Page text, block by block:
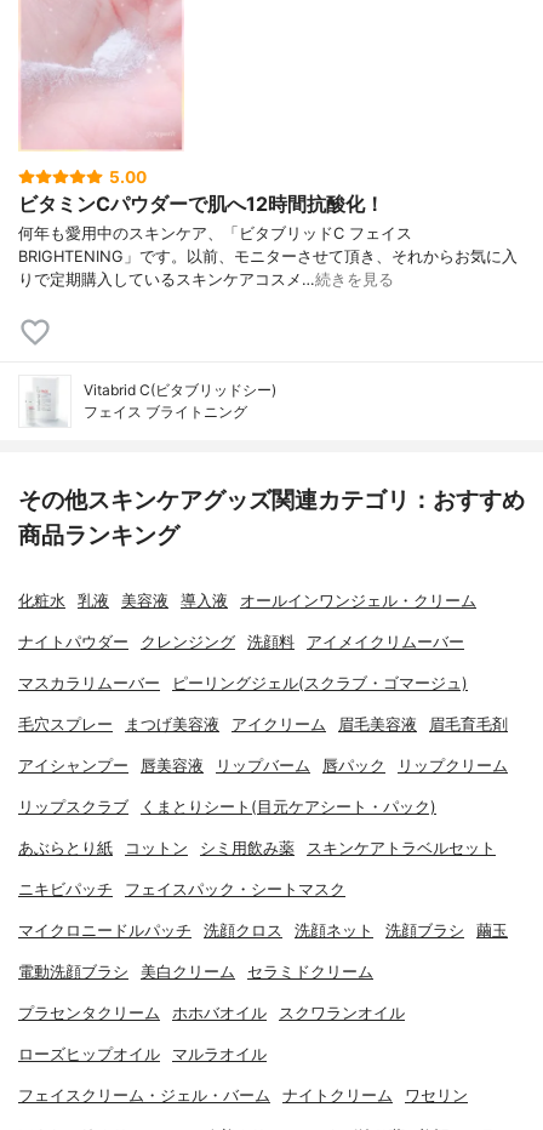
5.00
ビタミンCパウダーで肌へ12時間抗酸化！
何年も愛用中のスキンケア、「ビタブリッドC フェイス
BRIGHTENING」です。以前、モニターさせて頂き、それからお気に入
りで定期購入しているスキンケアコスメ…続きを見る
Vitabrid C(ビタブリッドシー)
フェイス ブライトニング
その他スキンケアグッズ関連カテゴリ：おすすめ
商品ランキング
化粧水 乳液 美容液 導入液 オールインワンジェル・クリーム
ナイトパウダー クレンジング 洗顔料 アイメイクリムーバー
マスカラリムーバー ピーリングジェル(スクラブ・ゴマージュ)
毛穴スプレー まつげ美容液 アイクリーム 眉毛美容液 眉毛育毛剤
アイシャンプー 唇美容液 リップバーム 唇パック リップクリーム
リップスクラブ くまとりシート(目元ケアシート・パック)
あぶらとり紙 コットン シミ用飲み薬 スキンケアトラベルセット
ニキビパッチ フェイスパック・シートマスク
マイクロニードルパッチ 洗顔クロス 洗顔ネット 洗顔ブラシ 繭玉
電動洗顔ブラシ 美白クリーム セラミドクリーム
プラセンタクリーム ホホバオイル スクワランオイル
ローズヒップオイル マルラオイル
フェイスクリーム・ジェル・バーム ナイトクリーム ワセリン